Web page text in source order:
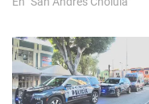
v e
n
a
v
e
n
t
a